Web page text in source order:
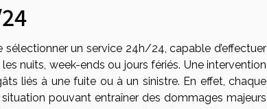
un service 24h/24, capable d’effectuer
nuits, week-ends ou jours fériés. Une intervention
liés à une fuite ou à un sinistre. En effet, chaque
situation pouvant entraîner des dommages majeurs